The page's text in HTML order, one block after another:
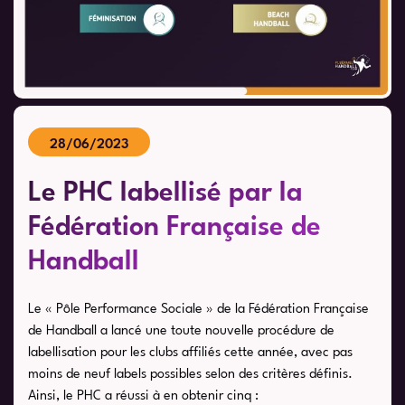
28/06/2023
Le PHC labellisé par la
Fédération Française de
Handball
Le « Pôle Performance Sociale » de la Fédération Française
de Handball a lancé une toute nouvelle procédure de
labellisation pour les clubs affiliés cette année, avec pas
moins de neuf labels possibles selon des critères définis.
Ainsi, le PHC a réussi à en obtenir cinq :